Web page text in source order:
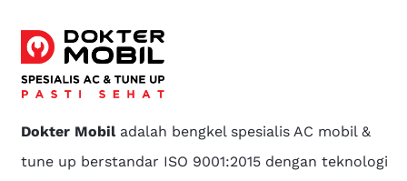
Dokter Mobiladalah bengkel spesialis AC mobil &
tune up berstandar ISO 9001:2015 dengan teknologi